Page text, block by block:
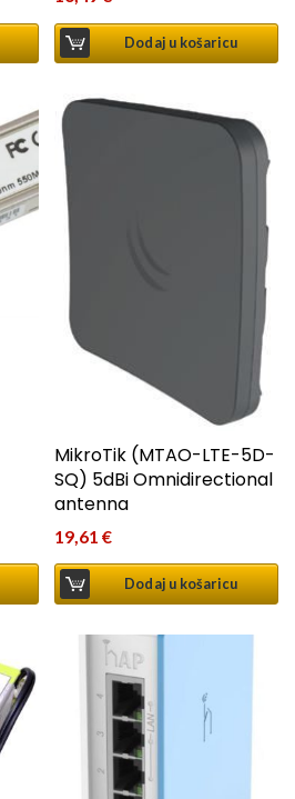
Dodaj u košaricu
MikroTik (MTAO-LTE-5D-
SQ) 5dBi Omnidirectional
antenna
19,61€
Dodaj u košaricu